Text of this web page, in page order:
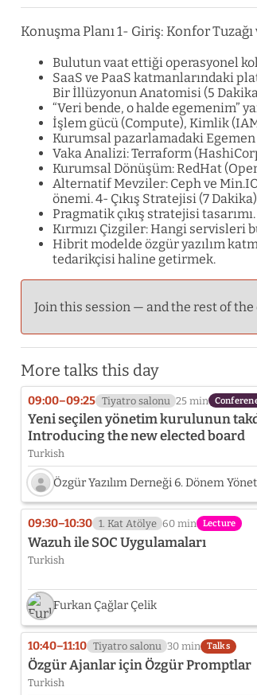
Konuşma Planı 1- Giriş: Konfor
Bulutun vaat ettiği operasyonel
SaaS ve PaaS katmanlarındaki
Bir İllüzyonun Anatomisi (5
“Veri bende, o halde egemenim”
İşlem gücü (Compute), Kimlik
Kurumsal pazarlamadaki Egemen
Vaka Analizi: Terraform
Kurumsal Dönüşüm: RedHat
Alternatif Mevziler: Ceph ve
önemi. 4- Çıkış Stratejisi (7 Dakika)
Pragmatik çıkış stratejisi tasarımı.
Kırmızı Çizgiler: Hangi
Hibrit modelde özgür yazılım
tedarikçisi haline getirmek.
Join this session — and the rest of
More talks this day
09:00–09:25 Tiyatro salonu 25 min
Yeni seçilen yönetim kurulunun
Introducing the new elected board
Turkish
Speaker
photo
provided
yet:
Yazılım
Derneği
6.
Dönem
Yönetim
Kurulu
Özgür Yazılım Derneği 6. Dönem
09:30–10:30 1. Kat Atölye 60 min Lecture
Wazuh ile SOC Uygulamaları
Turkish
Furkan Çağlar Çelik
10:40–11:10 Tiyatro salonu 30 min Talks
Özgür Ajanlar için Özgür Promptlar
Turkish